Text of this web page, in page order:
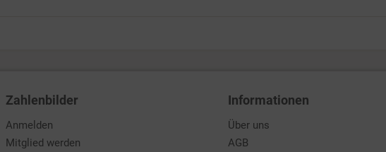
Zahlenbilder
Anmelden
Mitglied werden
Informationen
Über uns
AGB